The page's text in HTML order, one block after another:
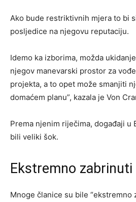
Ako bude restriktivnih mjera to bi
posljedice na njegovu reputaciju.
Idemo ka izborima, možda
njegov manevarski prostor za
projekta, a to opet može smanjiti
domaćem planu”, kazala je Von
Prema njenim riječima, događaji u
bili veliki šok.
Ekstremno zabrinuti
Mnoge članice su bile “ekstremno